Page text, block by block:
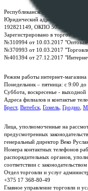
Республиканское унитарное
Юридический адрес: г. Минск,
192821149, ОКПО 500111895000
Зарегистрировано в торговом
№310994 от 10.03.2017 "Оптовая
№370993 от 10.03.2017
№401394 от 27.12.2017
Режим работы интернет-магазина
Понедельник – пятница: с 9:00
Суббота, воскресенье - выходной
Адреса филиалов и контактые
Брест, Витебск Гомель Гродно
Лица, уполномоченные на
предусмотренных
генеральный директор Веко
Номера контактных телефонов
распорядительных органов,
соответствии с
Отдел торговли и услуг
+375 17 368-80-49
Главное управление торговли и